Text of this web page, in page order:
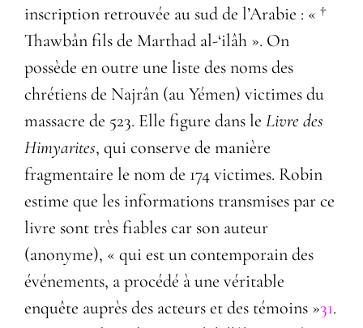
inscription retrouvée au sud de l’Arabie : « †
Thawbân fils de Marthad al-‘ilâh ». On
possède en outre une liste des noms des
chrétiens de Najrân (au Yémen) victimes du
massacre de 523. Elle figure dans le Livre des
Himyarites, qui conserve de manière
fragmentaire le nom de 174 victimes. Robin
estime que les informations transmises par ce
livre sont très fiables car son auteur
(anonyme), « qui est un contemporain des
événements, a procédé à une véritable
enquête auprès des acteurs et des témoins »31.